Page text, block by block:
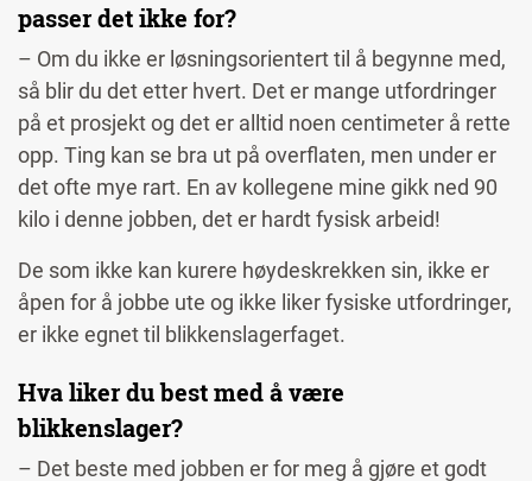
passer det ikke for?
– Om du ikke er løsningsorientert til å begynne med,
så blir du det etter hvert. Det er mange utfordringer
på et prosjekt og det er alltid noen centimeter å rette
opp. Ting kan se bra ut på overflaten, men under er
det ofte mye rart. En av kollegene mine gikk ned 90
kilo i denne jobben, det er hardt fysisk arbeid!
De som ikke kan kurere høydeskrekken sin, ikke er
åpen for å jobbe ute og ikke liker fysiske utfordringer,
er ikke egnet til blikkenslagerfaget.
Hva liker du best med å være
blikkenslager?
– Det beste med jobben er for meg å gjøre et godt